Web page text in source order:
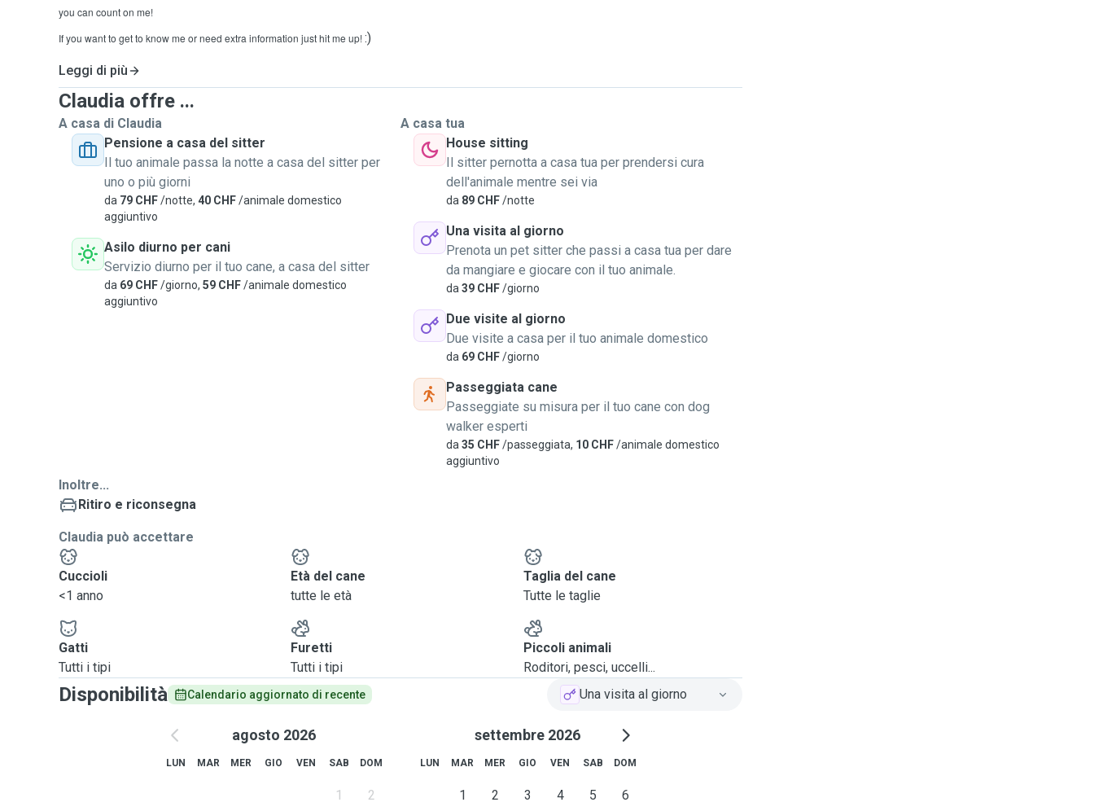
you can count on me!
If you want to get to know me or need extra information just hit me up!:)
Leggi di più
Claudia offre ...
A casa di Claudia
Pensione a casa del sitter
Il tuo animale passa la notte a casa del sitter per
uno o più giorni
da 79 CHF/notte, 40 CHF/animale domestico
aggiuntivo
Asilo diurno per cani
Servizio diurno per il tuo cane, a casa del sitter
da 69 CHF/giorno, 59 CHF/animale domestico
aggiuntivo
A casa tua
House sitting
Il sitter pernotta a casa tua per prendersi cura
dell'animale mentre sei via
da 89 CHF/notte
Una visita al giorno
Prenota un pet sitter che passi a casa tua per dare
da mangiare e giocare con il tuo animale.
da 39 CHF/giorno
Due visite al giorno
Due visite a casa per il tuo animale domestico
da 69 CHF/giorno
Passeggiata cane
Passeggiate su misura per il tuo cane con dog
walker esperti
da 35 CHF/passeggiata, 10 CHF/animale domestico
aggiuntivo
Inoltre...
Ritiro e riconsegna
Claudia può accettare
Cuccioli
<1 anno
Età del cane
tutte le età
Taglia del cane
Tutte le taglie
Gatti
Tutti i tipi
Furetti
Tutti i tipi
Piccoli animali
Roditori, pesci, uccelli...
Disponibilità Calendario aggiornato di recente Una visita al giorno
agosto 2026
LUN MAR MER GIO VEN SAB DOM
1 2
settembre 2026
LUN MAR MER GIO VEN SAB DOM
1 2 3 4 5 6